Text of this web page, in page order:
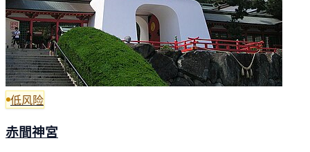
低风险
赤間神宮